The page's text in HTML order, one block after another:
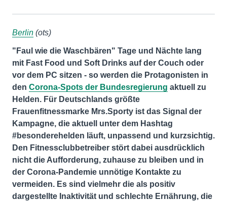
Berlin (ots)
"Faul wie die Waschbären" Tage und Nächte lang
mit Fast Food und Soft Drinks auf der Couch oder
vor dem PC sitzen - so werden die Protagonisten in
den Corona-Spots der Bundesregierung aktuell zu
Helden. Für Deutschlands größte
Frauenfitnessmarke Mrs.Sporty ist das Signal der
Kampagne, die aktuell unter dem Hashtag
#besonderehelden läuft, unpassend und kurzsichtig.
Den Fitnessclubbetreiber stört dabei ausdrücklich
nicht die Aufforderung, zuhause zu bleiben und in
der Corona-Pandemie unnötige Kontakte zu
vermeiden. Es sind vielmehr die als positiv
dargestellte Inaktivität und schlechte Ernährung, die